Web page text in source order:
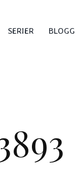
SERIER BLOGG